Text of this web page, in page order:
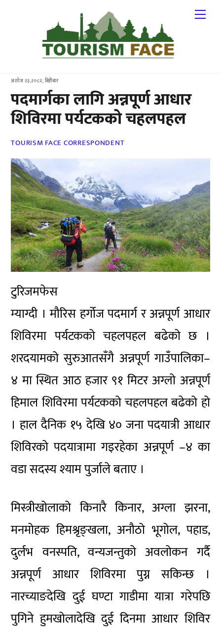
अशोज २३,२०८२, बिहीबार
पदमार्गका लागि अन्नपूर्ण आधार
शिविरमा पर्यटकको चहलपहल
TOURISM FACE CORRESPONDENT
टुरिजमफेस
म्याग्दी । मौरिस हर्गोज पदमार्ग र अन्नपूर्ण आधार
शिविरमा पर्यटकको चहलपहल बढेको छ ।
शरदयामको सुरुआतसँगै अन्नपूर्ण गाउँपालिका–
४ मा स्थित आठ हजार ९१ मिटर अग्लो अन्नपूर्ण
हिमाल शिविरमा पर्यटकको चहलपहल बढेको हो
। हाल दैनिक १५ देखि ४० जना पदयात्री आधार
शिविरको पदयात्रामा गइरहेका अन्नपूर्ण –४ का
वडा सदस्य श्याम पुर्जाले बताए ।
मिस्त्रीखोलाको किनारै किनार, अग्ला झरना,
मनमोहक हिमश्रृङ्खला, अनौठो भूगोल, पहाड,
दुर्लभ वनस्पति, वन्यजन्तुको अवलोकन गर्दै
अन्नपूर्ण आधार शिविरमा पुग्न सकिन्छ ।
नारच्याङदेखि दुई घण्टा गाडीमा यात्रा गरेपछि
पुगिने हुमखोलादेखि दुई दिनमा आधार शिविर